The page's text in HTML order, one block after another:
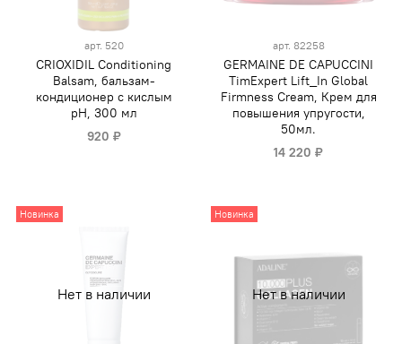
арт. 520
CRIOXIDIL Conditioning
Balsam, бальзам-
кондиционер с кислым
pH, 300 мл
920 ₽
арт. 82258
GERMAINE DE CAPUCCINI
TimExpert Lift_In Global
Firmness Cream, Крем для
повышения упругости,
50мл.
14 220 ₽
Нет в наличии
Новинка
Нет в наличии
Новинка